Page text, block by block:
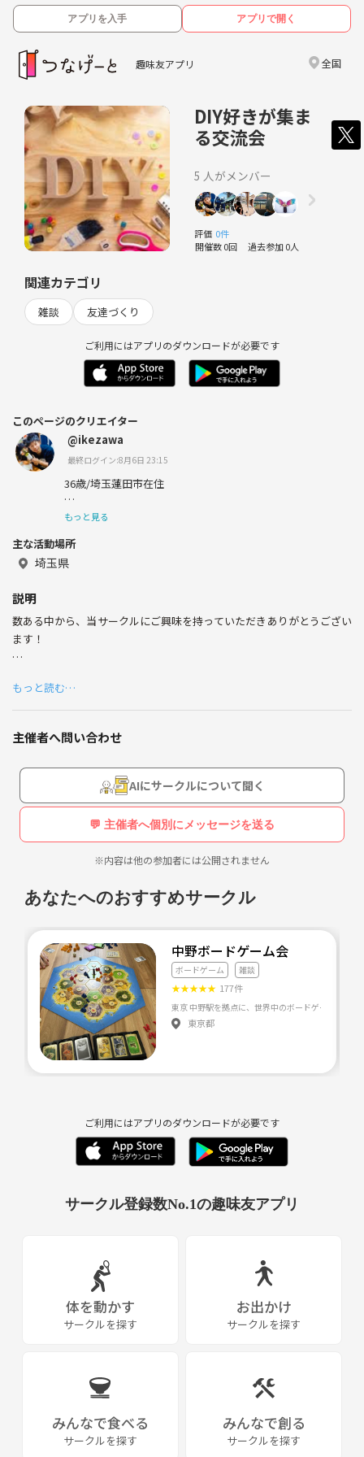
アプリを入手 アプリで開く
趣味友アプリ 全国
DIY好きが集ま
る交流会
5 人がメンバー
評価 0件
開催数 0回 過去参加 0人
関連カテゴリ
雑談 友達づくり
ご利用にはアプリのダウンロードが必要です
このページのクリエイター
@ikezawa
最終ログイン:8月6日 23:15
36歳/埼玉蓮田市在住
キャンプ、BBQ、サウナ、温泉などのイベントをやってま
す✨
もっと見る
主な活動場所
埼玉県
説明
数ある中から、当サークルにご興味を持っていただきありがとうござい
ます！
DIYが好きで自分の作品をシェアしたり、DIYに関する情報交換ができる
場として交流会を定期的に開催していきます😊
東京23区、埼玉の様々なカフェで開催していければと思っております♪
《こんな方大歓迎です》
•DIY好きな方
•作品をシェアしたい方
•やったことないけど興味はある方
•新しい趣味を作りたい方
•友達作りたい方 …etc
•初参加割、友達割、席取り割、早割、通常価格など条件ごとに金額設
定しています。
•ご自身の飲食代は別です。
•また、初回参加の場合、つなげーとへの手数料290円が発生します。
《途中参加、欠席について》
•途中参加、途中退出は可能です。
•欠席の際はご連絡をお願いします。
•ファシリテーター含めて2名以上で開催します。
もっと読む…
主催者へ問い合わせ
AIにサークルについて聞く
💬 主催者へ個別にメッセージを送る
※内容は他の参加者には公開されません
あなたへのおすすめサークル
中野ボードゲーム会
ボードゲーム 雑談
★★★★★ 177件
東京都
ご利用にはアプリのダウンロードが必要です
サークル登録数No.1の趣味友アプリ
体を動かす
サークルを探す
お出かけ
サークルを探す
みんなで食べる
サークルを探す
みんなで創る
サークルを探す